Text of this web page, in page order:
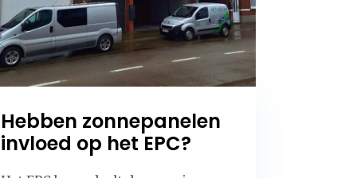
Hebben zonnepanelen
invloed op het EPC?